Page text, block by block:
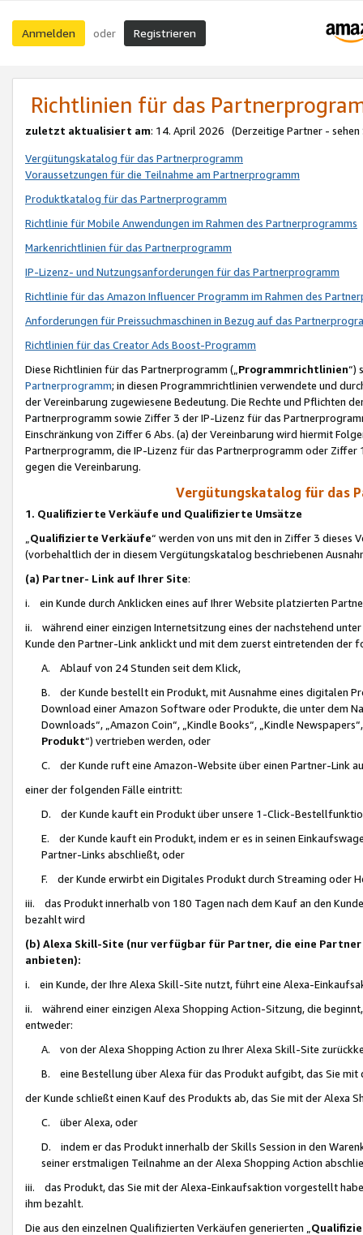
Anmelden oder Registrieren
Richtlinien für das
zuletzt aktualisiert am: 14. April 2026 (Derzeitige Partner - sehen
Vergütungskatalog für das Partnerprogramm
Voraussetzungen für die Teilnahme am Partnerprogramm
Produktkatalog für das Partnerprogramm
Richtlinie für Mobile Anwendungen im Rahmen des Partnerprogramms
Markenrichtlinien für das Partnerprogramm
IP-Lizenz- und Nutzungsanforderungen für das Partnerprogramm
Richtlinie für das Amazon Influencer Programm im Rahmen des
Anforderungen für Preissuchmaschinen in Bezug auf das
Richtlinien für das Creator Ads Boost-Programm
Diese Richtlinien für das Partnerprogramm („Programmrichtlinien“)
Partnerprogramm; in diesen Programmrichtlinien verwendete und
der Vereinbarung zugewiesene Bedeutung. Die Rechte und Pflichten
Partnerprogramm sowie Ziffer 3 der IP-Lizenz für das
Einschränkung von Ziffer 6 Abs. (a) der Vereinbarung wird hiermit
Partnerprogramm, die IP-Lizenz für das Partnerprogramm oder
gegen die Vereinbarung.
Vergütungskatalog für das
1. Qualifizierte Verkäufe und Qualifizierte Umsätze
Qualifizierte Verkäufe“ werden von uns mit den in Ziffer 3
(vorbehaltlich der in diesem Vergütungskatalog beschriebenen
(a) Partner- Link auf Ihrer Site:
i. ein Kunde durch Anklicken eines auf Ihrer Website platzierten
ii. während einer einzigen Internetsitzung eines der nachstehend
Kunde den Partner-Link anklickt und mit dem zuerst eintretenden der
A. Ablauf von 24 Stunden seit dem Klick,
B. der Kunde bestellt ein Produkt, mit Ausnahme eines digitalen
Download einer Amazon Software oder Produkte, die unter dem
Downloads“, „Amazon Coin“, „Kindle Books“, „Kindle
Produkt“) vertrieben werden, oder
C. der Kunde ruft eine Amazon-Website über einen Partner-Link
einer der folgenden Fälle eintritt:
D. der Kunde kauft ein Produkt über unsere 1-Click-
E. der Kunde kauft ein Produkt, indem er es in seinen
Partner-Links abschließt, oder
F. der Kunde erwirbt ein Digitales Produkt durch Streaming oder
iii. das Produkt innerhalb von 180 Tagen nach dem Kauf an den
bezahlt wird
(b) Alexa Skill-Site (nur verfügbar für Partner, die eine
anbieten):
i. ein Kunde, der Ihre Alexa Skill-Site nutzt, führt eine Alexa-
ii. während einer einzigen Alexa Shopping Action-Sitzung, die
entweder:
A. von der Alexa Shopping Action zu Ihrer Alexa Skill-Site
B. eine Bestellung über Alexa für das Produkt aufgibt, das Sie mit
der Kunde schließt einen Kauf des Produkts ab, das Sie mit der Alexa
C. über Alexa, oder
D. indem er das Produkt innerhalb der Skills Session in den
seiner erstmaligen Teilnahme an der Alexa Shopping Action
iii. das Produkt, das Sie mit der Alexa-Einkaufsaktion vorgestellt
ihm bezahlt.
Die aus den einzelnen Qualifizierten Verkäufen generierten „